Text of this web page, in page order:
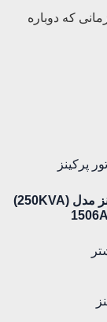
که دوباره
ژنراتور پرکینز مدل (250KVA)